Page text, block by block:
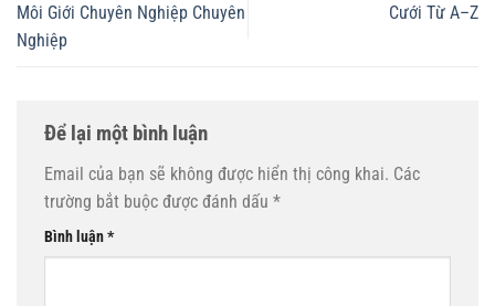
Môi Giới Chuyên Nghiệp Chuyên
Nghiệp
Cưới Từ A–Z
Để lại một bình luận
Email của bạn sẽ không được hiển thị công khai. Các
trường bắt buộc được đánh dấu *
Bình luận*